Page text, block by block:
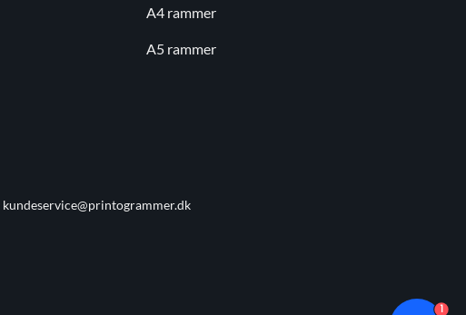
A4 rammer
A5 rammer
kundeservice@printogrammer.dk
1